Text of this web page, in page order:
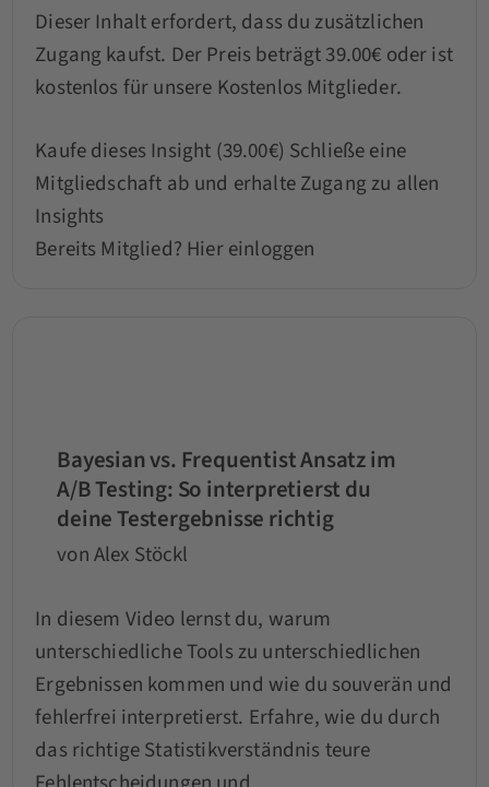
Dieser Inhalt erfordert, dass du zusätzlichen
Zugang kaufst. Der Preis beträgt 39.00€ oder ist
kostenlos für unsere Kostenlos Mitglieder.
Kaufe dieses Insight (39.00€) Schließe eine
Mitgliedschaft ab und erhalte Zugang zu allen
Insights
Bereits Mitglied? Hier einloggen
Bayesian vs. Frequentist Ansatz im
A/B Testing: So interpretierst du
deine Testergebnisse richtig
von Alex Stöckl
In diesem Video lernst du, warum
unterschiedliche Tools zu unterschiedlichen
Ergebnissen kommen und wie du souverän und
fehlerfrei interpretierst. Erfahre, wie du durch
das richtige Statistikverständnis teure